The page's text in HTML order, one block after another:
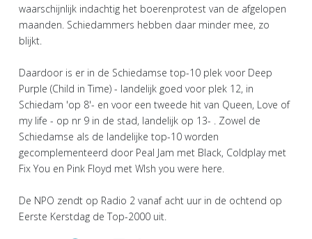
waarschijnlijk indachtig het boerenprotest van de afgelopen
maanden. Schiedammers hebben daar minder mee, zo
blijkt.
Daardoor is er in de Schiedamse top-10 plek voor Deep
Purple (Child in Time) - landelijk goed voor plek 12, in
Schiedam 'op 8'- en voor een tweede hit van Queen, Love of
my life - op nr 9 in de stad, landelijk op 13- . Zowel de
Schiedamse als de landelijke top-10 worden
gecomplementeerd door Peal Jam met Black, Coldplay met
Fix You en Pink Floyd met WIsh you were here.
De NPO zendt op Radio 2 vanaf acht uur in de ochtend op
Eerste Kerstdag de Top-2000 uit.